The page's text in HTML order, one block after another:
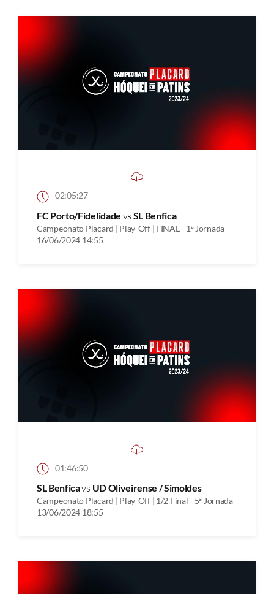
02:05:27
FC Porto/Fidelidade vs SL Benfica
Campeonato Placard | Play-Off | FINAL - 1ª Jornada
16/06/2024 14:55
01:46:50
SL Benficavs UD Oliveirense / Simoldes
Campeonato Placard | Play-Off | 1/2 Final - 5ª Jornada
13/06/2024 18:55